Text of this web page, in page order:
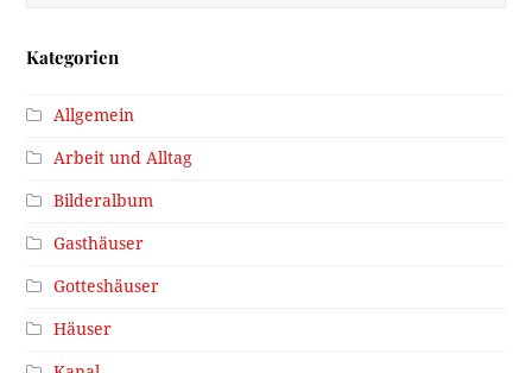
Kategorien
Allgemein
Arbeit und Alltag
Bilderalbum
Gasthäuser
Gotteshäuser
Häuser